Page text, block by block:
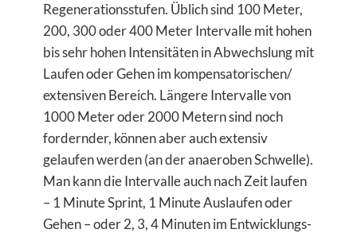
Regenerationsstufen. Üblich sind 100 Meter,
200, 300 oder 400 Meter Intervalle mit hohen
bis sehr hohen Intensitäten in Abwechslung mit
Laufen oder Gehen im kompensatorischen/
extensiven Bereich. Längere Intervalle von
1000 Meter oder 2000 Metern sind noch
fordernder, können aber auch extensiv
gelaufen werden (an der anaeroben Schwelle).
Man kann die Intervalle auch nach Zeit laufen
– 1 Minute Sprint, 1 Minute Auslaufen oder
Gehen – oder 2, 3, 4 Minuten im Entwicklungs-